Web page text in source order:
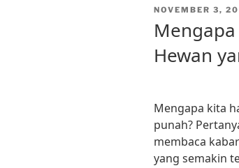
POSTED
NOVEMBER 3,
Hewan
Mengapa kita
punah?
membaca
yang semakin